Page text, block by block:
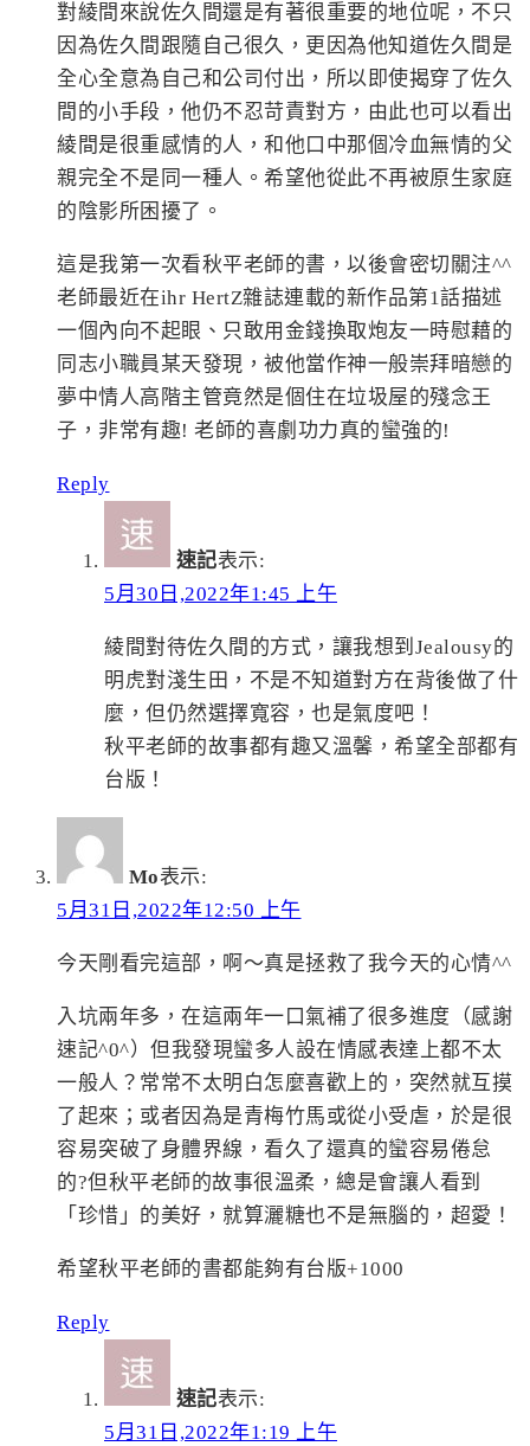
對綾間來說佐久間還是有著很重要的地位呢，不只
因為佐久間跟隨自己很久，更因為他知道佐久間是
全心全意為自己和公司付出，所以即使揭穿了佐久
間的小手段，他仍不忍苛責對方，由此也可以看出
綾間是很重感情的人，和他口中那個冷血無情的父
親完全不是同一種人。希望他從此不再被原生家庭
的陰影所困擾了。
這是我第一次看秋平老師的書，以後會密切關注^^
老師最近在ihr HertZ雜誌連載的新作品第1話描述
一個內向不起眼、只敢用金錢換取炮友一時慰藉的
同志小職員某天發現，被他當作神一般崇拜暗戀的
夢中情人高階主管竟然是個住在垃圾屋的殘念王
子，非常有趣! 老師的喜劇功力真的蠻強的!
Reply
速記表示:
5月30日,2022年1:45 上午
綾間對待佐久間的方式，讓我想到Jealousy的
明虎對淺生田，不是不知道對方在背後做了什
麼，但仍然選擇寬容，也是氣度吧！
秋平老師的故事都有趣又溫馨，希望全部都有
台版！
Mo表示:
5月31日,2022年12:50 上午
今天剛看完這部，啊～真是拯救了我今天的心情^^
入坑兩年多，在這兩年一口氣補了很多進度（感謝
速記^0^）但我發現蠻多人設在情感表達上都不太
一般人？常常不太明白怎麼喜歡上的，突然就互摸
了起來；或者因為是青梅竹馬或從小受虐，於是很
容易突破了身體界線，看久了還真的蠻容易倦怠
的?但秋平老師的故事很溫柔，總是會讓人看到
「珍惜」的美好，就算灑糖也不是無腦的，超愛！
希望秋平老師的書都能夠有台版+1000
Reply
速記表示:
5月31日,2022年1:19 上午